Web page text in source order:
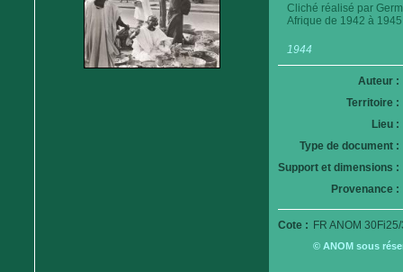
Cliché réalisé par
Afrique de 1942 à
1944
Auteur :
Territoire :
Lieu :
Type de document :
Support et dimensions :
Provenance :
Cote : FR ANOM
© ANOM sous